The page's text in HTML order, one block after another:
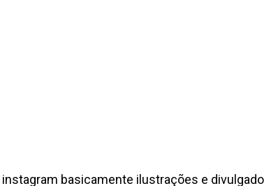
basicamente ilustrações e divulgado